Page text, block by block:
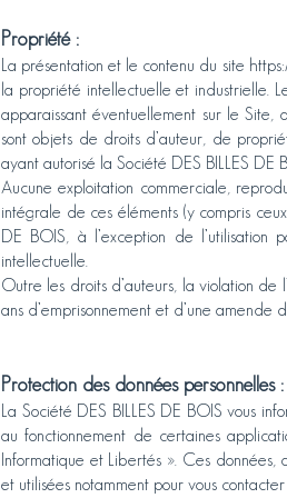
Propriété :
La présentation et le contenu du site
la propriété intellectuelle et industrielle.
apparaissant éventuellement sur le Site,
sont objets de droits d’auteur, de
ayant autorisé la Société DES BILLES DE
Aucune exploitation commerciale,
intégrale de ces éléments (y compris
DE BOIS, à l’exception de
intellectuelle.
Outre les droits d’auteurs, la violation
ans d’emprisonnement et d’une amende
Protection des données personnelles :
La Société DES BILLES DE BOIS vous
au fonctionnement de certaines
Informatique et Libertés ». Ces données,
et utilisées notamment pour vous